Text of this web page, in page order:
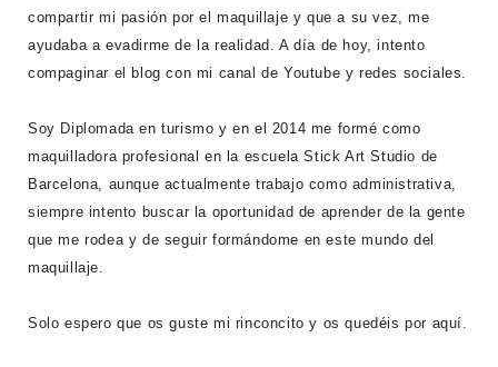
compartir mi pasión por el maquillaje y que a su vez, me
ayudaba a evadirme de la realidad. A día de hoy, intento
compaginar el blog con mi canal de Youtube y redes sociales.
Soy Diplomada en turismo y en el 2014 me formé como
maquilladora profesional en la escuela Stick Art Studio de
Barcelona, aunque actualmente trabajo como administrativa,
siempre intento buscar la oportunidad de aprender de la gente
que me rodea y de seguir formándome en este mundo del
maquillaje.
Solo espero que os guste mi rinconcito y os quedéis por aquí.